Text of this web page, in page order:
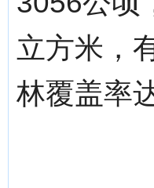
立方米，
林覆盖率